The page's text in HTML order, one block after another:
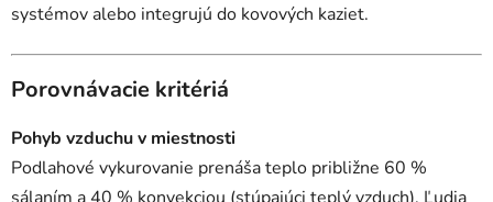
systémov alebo integrujú do kovových kaziet.
Porovnávacie kritériá
Pohyb vzduchu v miestnosti
Podlahové vykurovanie prenáša teplo približne 60 %